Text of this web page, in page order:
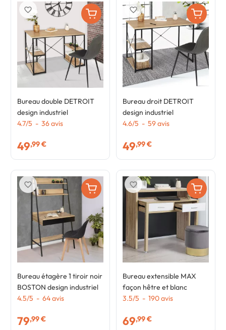
Bureau double DETROIT
design industriel
4.7/5 - 36avis
49,99 €
favorite_border
Bureau droit DETROIT
design industriel
4.6/5 - 59avis
49,99 €
favorite_border
Bureau étagère 1 tiroir noir
BOSTON design industriel
4.5/5 - 64avis
79,99 €
favorite_border
Bureau extensible MAX
façon hêtre et blanc
3.5/5 - 190avis
69,99 €
favorite_border